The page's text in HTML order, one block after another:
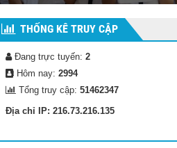
THỐNG KÊ TRUY CẬP
Đang trực tuyến: 2
Hôm nay: 2994
Tổng truy cập: 51462347
Địa chỉ IP: 216.73.216.135